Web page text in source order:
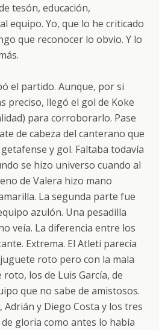
tesón, educación,
equipo. Yo, que lo he criticado
que reconocer lo obvio. Y lo
el partido. Aunque, por si
preciso, llegó el gol de Koke
para corroborarlo. Pase
de cabeza del canterano que
y gol. Faltaba todavía
se hizo universo cuando al
de Valera hizo mano
La segunda parte fue
azulón. Una pesadilla
veía. La diferencia entre los
Extrema. El Atleti parecía
roto pero con la mala
los de Luis García, de
que no sabe de amistosos.
Adrián y Diego Costa y los tres
gloria como antes lo había